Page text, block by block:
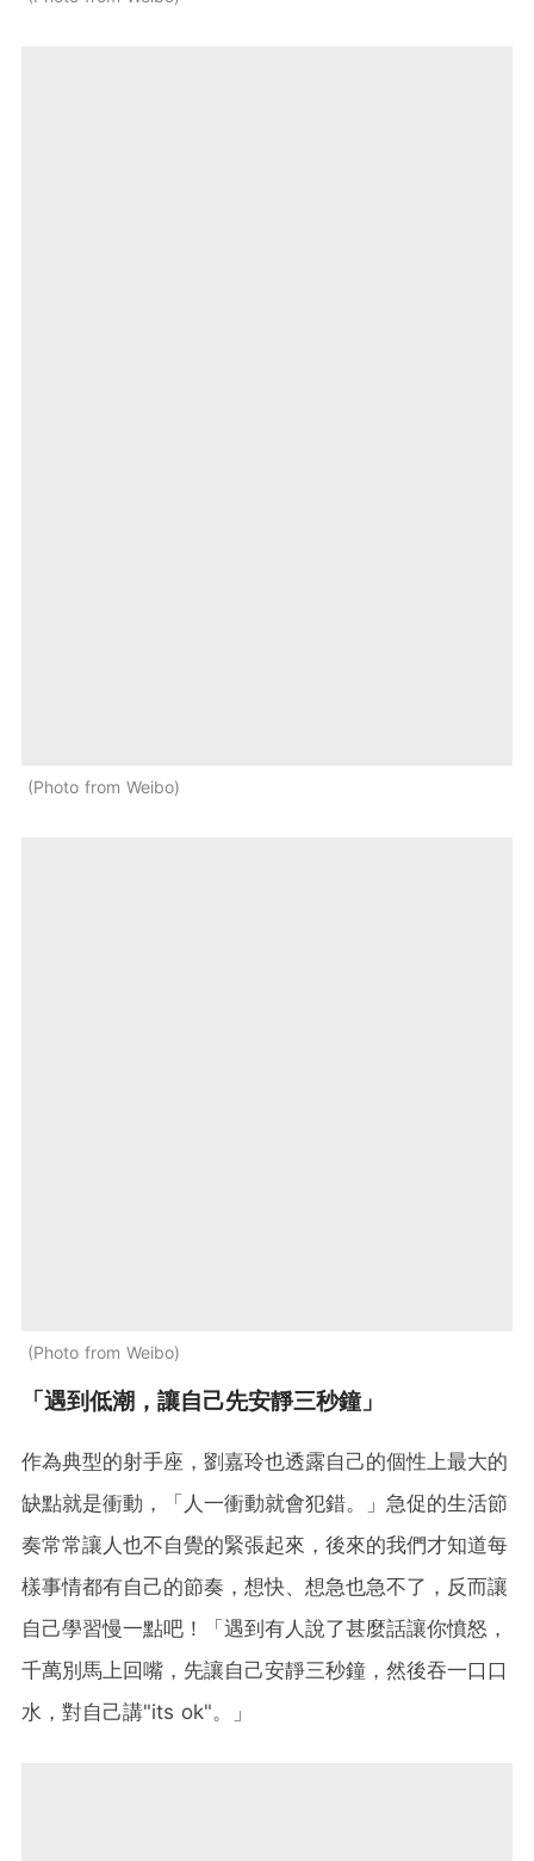
Photo from Weibo
Photo from Weibo
「遇到低潮，讓自己先安靜三秒鐘」
作為典型的射手座，劉嘉玲也透露自己的個性上最大的
缺點就是衝動，「人一衝動就會犯錯。」急促的生活節
奏常常讓人也不自覺的緊張起來，後來的我們才知道每
樣事情都有自己的節奏，想快、想急也急不了，反而讓
自己學習慢一點吧！「遇到有人說了甚麼話讓你憤怒，
千萬別馬上回嘴，先讓自己安靜三秒鐘，然後吞一口口
水，對自己講"its ok"。」